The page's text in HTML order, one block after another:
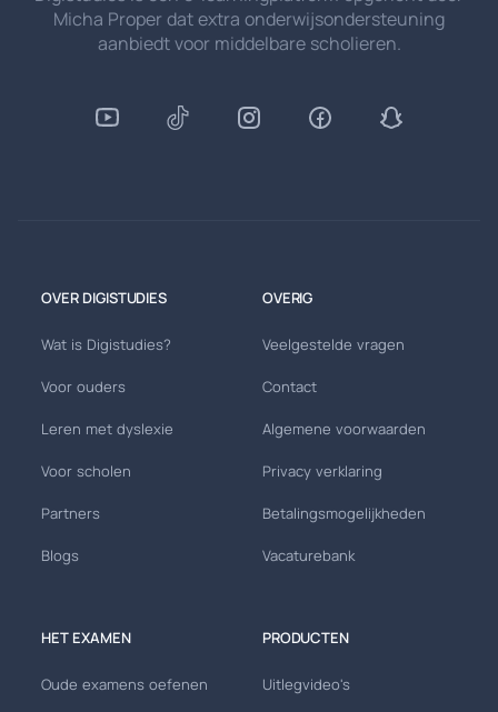
Micha Proper dat extra onderwijsondersteuning
aanbiedt voor middelbare scholieren.
OVER DIGISTUDIES
Wat is Digistudies?
Voor ouders
Leren met dyslexie
Voor scholen
Partners
Blogs
OVERIG
Veelgestelde vragen
Contact
Algemene voorwaarden
Privacy verklaring
Betalingsmogelijkheden
Vacaturebank
HET EXAMEN
Oude examens oefenen
PRODUCTEN
Uitlegvideo's